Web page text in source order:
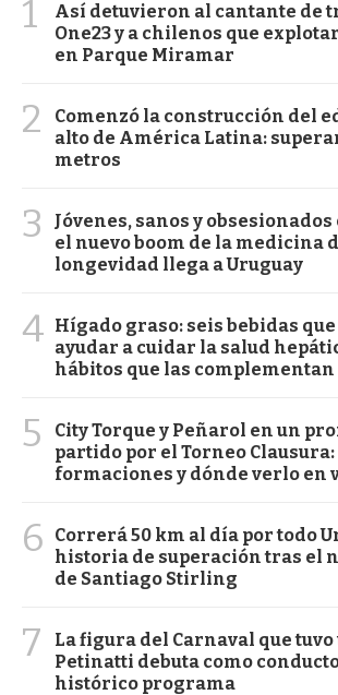
1
Así detuvieron al cantante de
One23 y a chilenos que
en Parque Miramar
2
Comenzó la construcción del
alto de América Latina:
metros
3
Jóvenes, sanos y
el nuevo boom de la medicina
longevidad llega a Uruguay
4 Hígado graso: seis bebidas
ayudar a cuidar la salud
hábitos que las complementan
5
City Torque y Peñarol en un
partido por el Torneo
formaciones y dónde verlo en
6
Correrá 50 km al día por todo
historia de superación tras el
de Santiago Stirling
7
La figura del Carnaval que
Petinatti debuta como
histórico programa